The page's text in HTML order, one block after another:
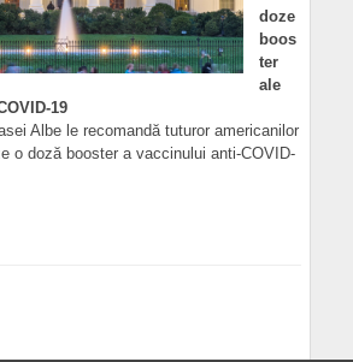
doze
boos
ter
ale
19
Albe le recomandă tuturor americanilor
o doză booster a vaccinului anti-COVID-